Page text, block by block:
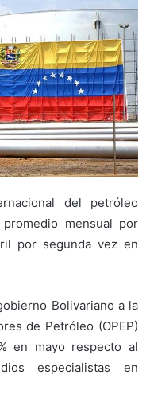
del petróleo
mensual por
por segunda vez en
Bolivariano a la
de Petróleo (OPEP)
en mayo respecto al
especialistas en